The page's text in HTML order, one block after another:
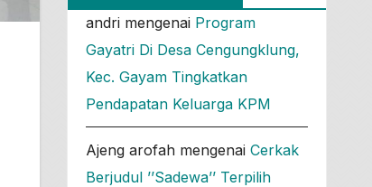
andrimengenai Program
Gayatri Di Desa Cengungklung,
Kec. Gayam Tingkatkan
Pendapatan Keluarga KPM
Ajeng arofahmengenai Cerkak
Berjudul ’’Sadewa’’ Terpilih